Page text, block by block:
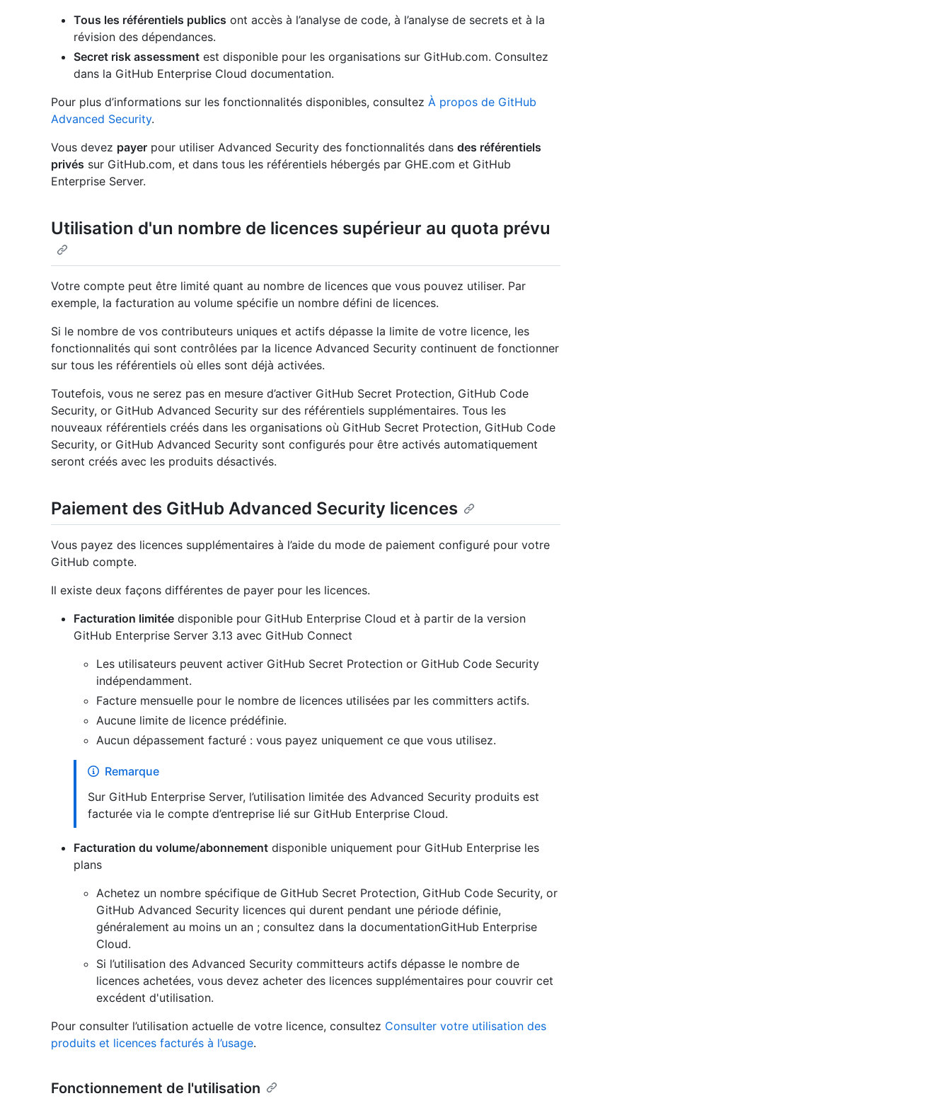
Tous les référentiels publics ont accès à l’analyse de code, à l’analyse de secrets et à la
révision des dépendances.
Secret risk assessment est disponible pour les organisations sur GitHub.com. Consultez
dans la GitHub Enterprise Cloud documentation.
Pour plus d’informations sur les fonctionnalités disponibles, consultez À propos de GitHub
Advanced Security.
Vous devez payer pour utiliser Advanced Security des fonctionnalités dans des référentiels
privés sur GitHub.com, et dans tous les référentiels hébergés par GHE.com et GitHub
Enterprise Server.
Utilisation d'un nombre de licences supérieur au quota prévu
Votre compte peut être limité quant au nombre de licences que vous pouvez utiliser. Par
exemple, la facturation au volume spécifie un nombre défini de licences.
Si le nombre de vos contributeurs uniques et actifs dépasse la limite de votre licence, les
fonctionnalités qui sont contrôlées par la licence Advanced Security continuent de fonctionner
sur tous les référentiels où elles sont déjà activées.
Toutefois, vous ne serez pas en mesure d’activer GitHub Secret Protection, GitHub Code
Security, or GitHub Advanced Security sur des référentiels supplémentaires. Tous les
nouveaux référentiels créés dans les organisations où GitHub Secret Protection, GitHub Code
Security, or GitHub Advanced Security sont configurés pour être activés automatiquement
seront créés avec les produits désactivés.
Paiement des GitHub Advanced Security licences
Vous payez des licences supplémentaires à l’aide du mode de paiement configuré pour votre
GitHub compte.
Il existe deux façons différentes de payer pour les licences.
Facturation limitée disponible pour GitHub Enterprise Cloud et à partir de la version
GitHub Enterprise Server 3.13 avec GitHub Connect
Les utilisateurs peuvent activer GitHub Secret Protection or GitHub Code Security
indépendamment.
Facture mensuelle pour le nombre de licences utilisées par les committers actifs.
Aucune limite de licence prédéfinie.
Aucun dépassement facturé : vous payez uniquement ce que vous utilisez.
Remarque
Sur GitHub Enterprise Server, l’utilisation limitée des Advanced Security produits est
facturée via le compte d’entreprise lié sur GitHub Enterprise Cloud.
Facturation du volume/abonnement disponible uniquement pour GitHub Enterprise les
plans
Achetez un nombre spécifique de GitHub Secret Protection, GitHub Code Security, or
GitHub Advanced Security licences qui durent pendant une période définie,
généralement au moins un an ; consultez dans la documentationGitHub Enterprise
Cloud.
Si l’utilisation des Advanced Security committeurs actifs dépasse le nombre de
licences achetées, vous devez acheter des licences supplémentaires pour couvrir cet
excédent d'utilisation.
Pour consulter l’utilisation actuelle de votre licence, consultez Consulter votre utilisation des
produits et licences facturés à l’usage.
Fonctionnement de l'utilisation